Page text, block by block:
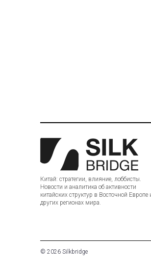
Китай: стратегии, влияние, лоббисты.
Новости и аналитика об активности
китайских структур в Восточной Европе
других регионах мира.
© 2026 Silkbridge